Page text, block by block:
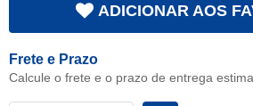
ADICIONAR AOS
Frete e Prazo
Calcule o frete e o prazo de entrega